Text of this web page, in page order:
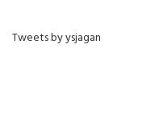
Tweets by ysjagan